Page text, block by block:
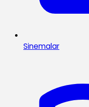
Sinemalar